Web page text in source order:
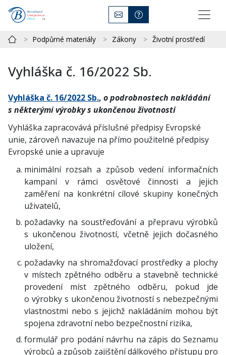
Podpůrné materiály Zákony Životní prostředí
Vyhláška č. 16/2022 Sb.
Vyhláška č. 16/2022 Sb., o podrobnostech nakládání
s některými výrobky s ukončenou životností
Vyhláška zapracovává příslušné předpisy Evropské
unie, zároveň navazuje na přímo použitelné předpisy
Evropské unie a upravuje
minimální rozsah a způsob vedení informačních
kampaní v rámci osvětové činnosti a jejich
zaměření na konkrétní cílové skupiny konečných
uživatelů,
požadavky na soustřeďování a přepravu výrobků
s ukončenou životností, včetně jejich dočasného
uložení,
požadavky na shromažďovací prostředky a plochy
v místech zpětného odběru a stavebně technické
provedení míst zpětného odběru, pokud jde
o výrobky s ukončenou životností s nebezpečnými
vlastnostmi nebo s jejichž nakládáním mohou být
spojena zdravotní nebo bezpečnostní rizika,
formulář pro podání návrhu na zápis do Seznamu
výrobců a způsob zajištění dálkového přístupu pro